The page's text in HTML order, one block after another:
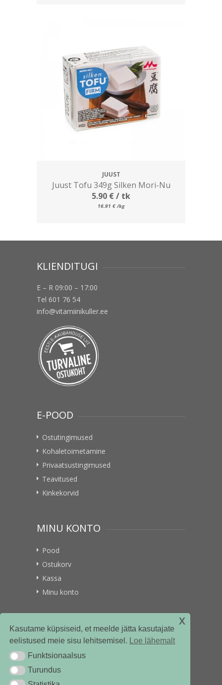
Kasutame küpsiseid, et meelde jätta kasutajate
eelistused meie sisu lehitsemisel. Loe lähemalt
Funktsionaalsus
Funktsionaalsus
TurundusTurundus
x
JUUST
Juust Tofu 349g Silken Mori-Nu
5.90 €/ tk
16.91 € /kg
KLIENDITUGI
E – R 09:00 – 17:00
Tel 601 76 54
info@vitamiinikuller.ee
E-POOD
Ostutingimused
Kohaletoimetamine
Privaatsustingimused
Teavitused
Kinkekorvid
MINU KONTO
Pood
Ostukorv
Kassa
Minu konto
VITAMIINIKULLER.EE